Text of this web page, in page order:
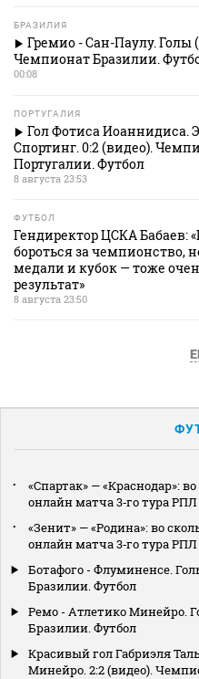
БРАЗИЛИЯ
Гремио - Сан-Паулу. Голы
Чемпионат Бразилии.
00:08
ПОРТУГАЛИЯ
Гол Фотиса Иоаннидиса.
Спортинг. 0:2 (видео).
Португалии. Футбол
8 августа 23:53
ФУТБОЛ
Гендиректор ЦСКА Бабаев:
бороться за чемпионство,
медали и кубок — тоже
результат»
8 августа 23:50
«Спартак» — «Краснодар»:
онлайн матча 3‑го тура РПЛ
«Зенит» — «Родина»: во
онлайн матча 3‑го тура РПЛ
Ботафого - Флуминенсе.
Бразилии. Футбол
Ремо - Атлетико Минейро.
Бразилии. Футбол
Красивый гол Габриэля
Минейро. 2:2 (видео).